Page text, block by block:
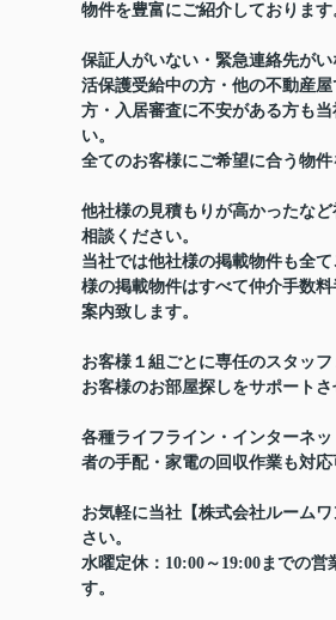
物件を豊富にご紹介しております
保証人がいない・緊急連絡先が
活保護受給中の方・他の不動産
方・入居審査に不安がある方も
い。
全てのお客様にご希望に合う物件
他社様の見積もりが高かったな
相談ください。
当社では他社様の掲載物件も全
様の掲載物件はすべて仲介手数
案内致します。
お客様１組ごとに専任のスタッ
お客様のお部屋探しをサポートさ
各種ライフライン・インターネ
者の手配・家電の回収作業も対応
お気軽に当社【株式会社ルーム
さい。
水曜定休：10:00～19:00までの営
す。